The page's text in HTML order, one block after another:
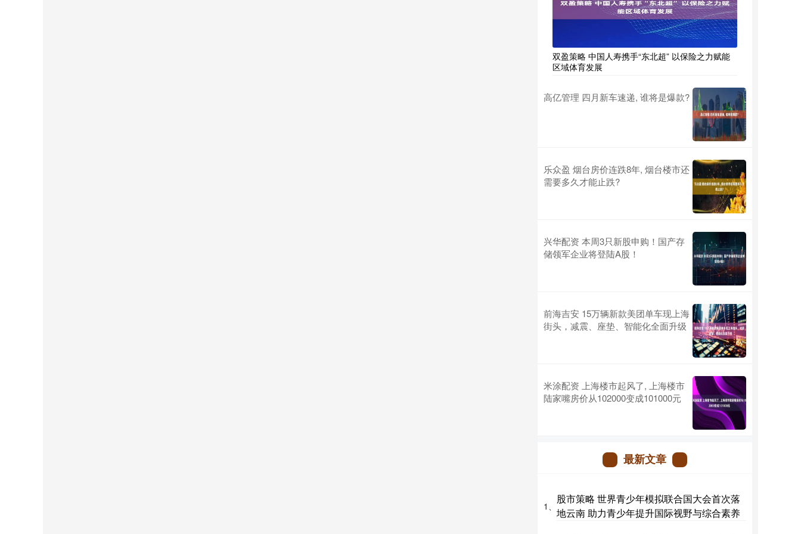
双盈策略 中国人寿携手“东北超” 以保险之力赋能
区域体育发展
高亿管理 四月新车速递, 谁将是爆款?
乐众盈 烟台房价连跌8年, 烟台楼市还
需要多久才能止跌?
兴华配资 本周3只新股申购！国产存
储领军企业将登陆A股！
前海吉安 15万辆新款美团单车现上海
街头，减震、座垫、智能化全面升级
米涂配资 上海楼市起风了, 上海楼市
陆家嘴房价从102000变成101000元
最新文章
1、
股市策略 世界青少年模拟联合国大会首次落
地云南 助力青少年提升国际视野与综合素养